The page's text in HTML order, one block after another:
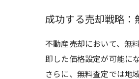
成功する売却戦略：
不動産売却において、無
即した価格設定が可能に
さらに、無料査定では地